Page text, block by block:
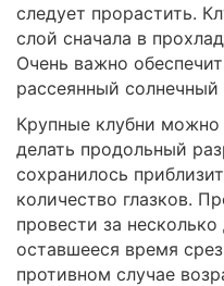
следует прорастить.
слой сначала в
Очень важно
рассеянный солнечный
Крупные клубни можно
делать продольный
сохранилось
количество глазков.
провести за
оставшееся время
противном случае